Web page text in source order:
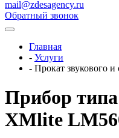
mail@zdesagency.ru
Обратный звонок
Главная
- Услуги
- Прокат звукового и
Прибор
XMlite